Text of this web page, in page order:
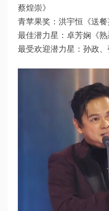
蔡煌崇》
青苹果奖：洪宇恒《送餐
最佳潜力星：卓芳娴《熟
最受欢迎潜力星：孙政